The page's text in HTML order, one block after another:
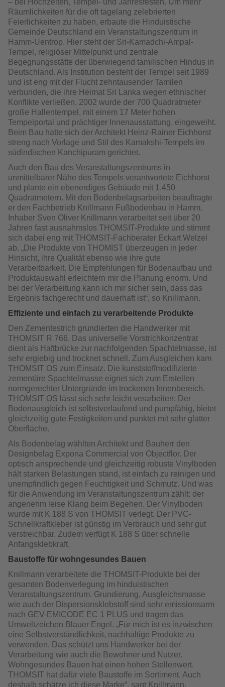
Räumlichkeiten für die oft tagelang zelebrierten
Feierlichkeiten zu haben, erbaute die Hinduistische
Gemeinde Deutschland ein Veranstaltungszentrum in
Hamm-Uentrop. Hier steht der Sri-Kamadchi-Ampal-
Tempel, religiöser Mittelpunkt und zentrale
Begegnungsstätte der überwiegend tamilischen Hindus in
Deutschland. Als Institution besteht der Tempel seit 1989
und ist eng mit der Flucht zehntausender Tamilen
verbunden, die ihre Heimat Sri Lanka wegen ethnischer
Konflikte verließen. 2002 wurde der 700 Quadratmeter
große Hallentempel, mit einem 17 Meter hohen
Tempelportal und prächtiger Innenausstattung, eingeweiht.
Beim Bau hatte sich der Architekt Heinz-Rainer Eichhorst
streng nach Vorlage und Stil des Kamakshi-Tempels im
südindischen Kanchipuram gerichtet.
Auch den Bau des Veranstaltungszentrums in
unmittelbarer Nähe des Tempels verantwortete Eichhorst
und plante ein ebenerdiges Gebäude mit 1.450
Quadratmetern. Mit den Bodenbelagsarbeiten beauftragte
er den Fachbetrieb Knillmann Fußbodenbau in Hamm.
Inhaber Sven Oliver Knillmann verarbeitet seit über 20
Jahren fast ausnahmslos THOMSIT-Produkte und stimmt
sich dabei eng mit THOMSIT-Fachberater Eckart Welzel
ab. „Die Produkte von THOMIST überzeugen in jeder
Hinsicht, ihre Qualität ebenso wie ihre gute
Verarbeitbarkeit. Die Empfehlungen für Bodenaufbau und
Produktauswahl erleichtern mir die Planung enorm. Und
bei der Verarbeitung kann ich mir sicher sein, dass das
Ergebnis fachgerecht und dauerhaft ist“, so Knillmann.
Effiziente und einfach zu verarbeitende Produkte
Den Zementestrich grundierten die Handwerker mit
THOMSIT R 766. Das universelle Vorstrichkonzentrat
dient als Haftbrücke zur nachfolgenden Spachtelmasse, ist
sehr ergiebig und trocknet schnell. Zum Ausgleichen kam
THOMSIT OS zum Einsatz. Die kunststoffmodifizierte
zementäre Spachtelmasse eignet sich zum Erstellen
normgerechter Untergründe im trockenen Innenbereich.
THOMSIT OS lässt sich sehr leicht verarbeiten: Der
Bodenausgleich ist selbstverlaufend und pumpfähig, bietet
gleichzeitig gute Festigkeiten und punktet mit sehr glatter
Oberfläche.
Als Bodenbelag wählten Architekt und Bauherr den
Designbelag Expona Commercial von Objectflor. Der
optisch ansprechende und gleichzeitig robuste Vinylboden
hält starken Belastungen stand, ist einfach zu reinigen und
unempfindlich gegen Feuchtigkeit und Schmutz. Und was
für die Anwendung im Veranstaltungszentrum zählt: der
angenehm leise Klang beim Begehen. Der Vinylboden
wurde mit K 188 S von THOMSIT verlegt. Der PVC-
Schnellkraftkleber ist günstig im Verbrauch und sehr gut
verstreichbar. Zudem verfügt K 188 S über schnelle
Anfangsklebkraft.
Baustoffe für wohngesundes Bauen
Knillmann verarbeitete die THOMSIT-Produkte bei der
gesamten Bodenverlegung im hinduistischen
Veranstaltungszentrum. Grundierung, Ausgleichsmasse
wie auch der Dispersionsklebstoff sind sehr emissionsarm
nach GEV-EMICODE EC 1 PLUS und tragen das
Umweltzeichen Blauer Engel. „Für mich ist es inzwischen
eine Selbstverständlichkeit, nachhaltige Produkte zu
verwenden. Das schützt uns Handwerker bei der
Verarbeitung wie auch die Bewohner und Nutzer.
Wohngesundes Bauen hat einen hohen Stellenwert.
THOMSIT hat dafür viele Baustoffe im Sortiment. Auch
deshalb schätze ich diese Marke“, sagt Knillmann.